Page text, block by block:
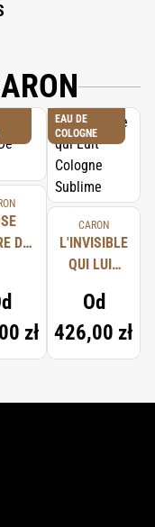
DE
zł
EAU DE
COLOGNE
CARON
L'INVISIBLE
QUI LUIT
SUBLIME
Od
426,00 zł